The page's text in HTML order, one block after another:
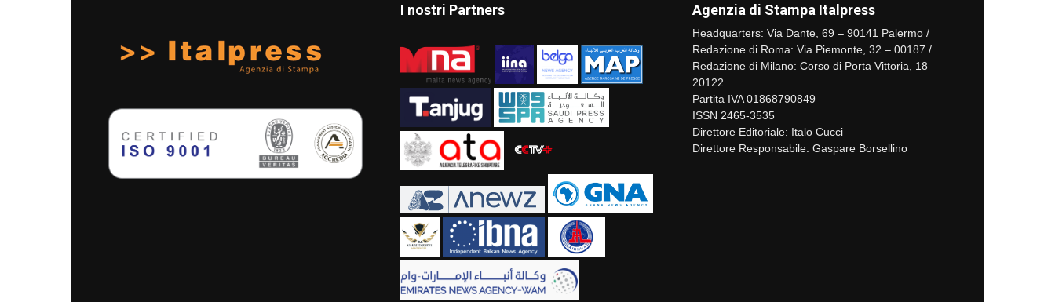
I nostri Partners Agenzia di Stampa Italpress
Headquarters: Via Dante, 69 – 90141 Palermo /
Redazione di Roma: Via Piemonte, 32 – 00187 /
Redazione di Milano: Corso di Porta Vittoria, 18 –
20122
Partita IVA 01868790849
ISSN 2465-3535
Direttore Editoriale: Italo Cucci
Direttore Responsabile: Gaspare Borsellino